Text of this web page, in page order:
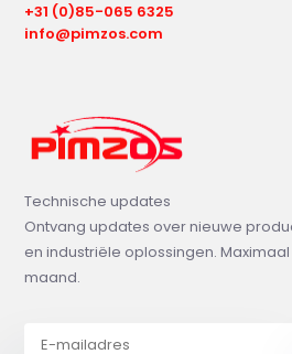
+31 (0)85-065 6325
info@pimzos.com
Technische updates
Ontvang updates over nieuwe
en industriële oplossingen.
maand.